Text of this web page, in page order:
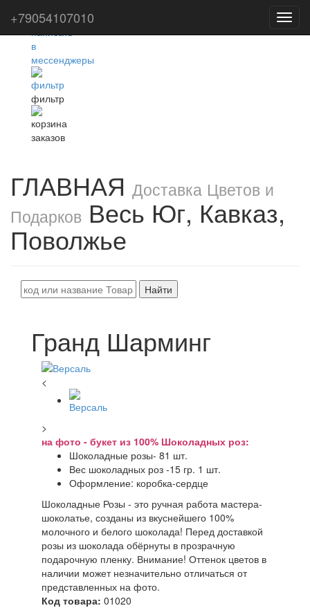
фильтр
ГЛАВНАЯ Доставка Цветов и
Подарков Весь Юг, Кавказ,
Поволжье
Найти
Гранд Шарминг
<
>
на фото - букет из 100% Шоколадных роз:
Шоколадные розы- 81 шт.
Вес шоколадных роз -15 гр. 1 шт.
Оформление: коробка-сердце
Шоколадные Розы - это ручная работа мастера-
шоколатье, созданы из вкуснейшего 100%
молочного и белого шоколада! Перед доставкой
розы из шоколада обёрнуты в прозрачную
подарочную пленку. Внимание! Оттенок цветов в
наличии может незначительно отличаться от
представленных на фото.
Код товара: 01020
+79054107010